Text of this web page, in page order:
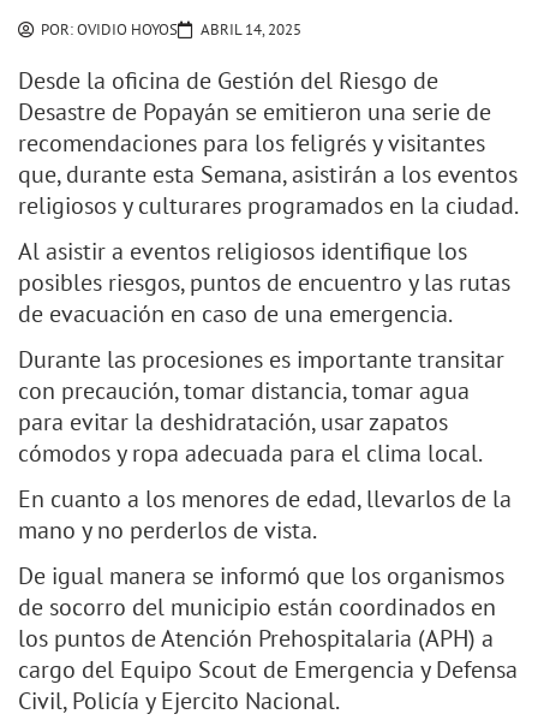
POR:OVIDIO HOYOS ABRIL 14, 2025
Desde la oficina de Gestión del Riesgo de
Desastre de Popayán se emitieron una serie de
recomendaciones para los feligrés y visitantes
que, durante esta Semana, asistirán a los eventos
religiosos y culturares programados en la ciudad.
Al asistir a eventos religiosos identifique los
posibles riesgos, puntos de encuentro y las rutas
de evacuación en caso de una emergencia.
Durante las procesiones es importante transitar
con precaución, tomar distancia, tomar agua
para evitar la deshidratación, usar zapatos
cómodos y ropa adecuada para el clima local.
En cuanto a los menores de edad, llevarlos de la
mano y no perderlos de vista.
De igual manera se informó que los organismos
de socorro del municipio están coordinados en
los puntos de Atención Prehospitalaria (APH) a
cargo del Equipo Scout de Emergencia y Defensa
Civil, Policía y Ejercito Nacional.